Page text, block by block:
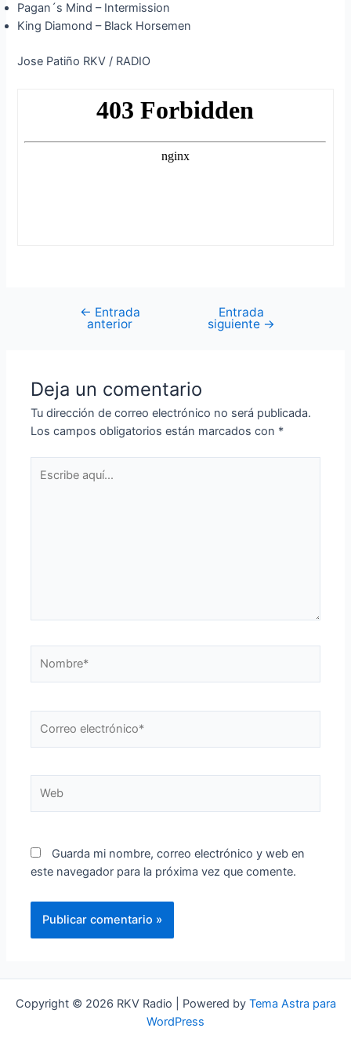
Pagan´s Mind – Intermission
King Diamond – Black Horsemen
Jose Patiño RKV / RADIO
Navegación
← Entrada
anterior
Entrada
siguiente →
Deja un comentario
Tu dirección de correo electrónico no será publicada.
Los campos obligatorios están marcados con *
aquí...
electrónico*
Guarda mi nombre, correo electrónico y web en
este navegador para la próxima vez que comente.
Copyright © 2026 RKV Radio | Powered by Tema Astra para
WordPress